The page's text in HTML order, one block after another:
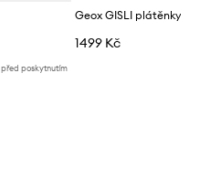
před poskytnutím
Geox GISLI plátěnky dětské
1499 Kč